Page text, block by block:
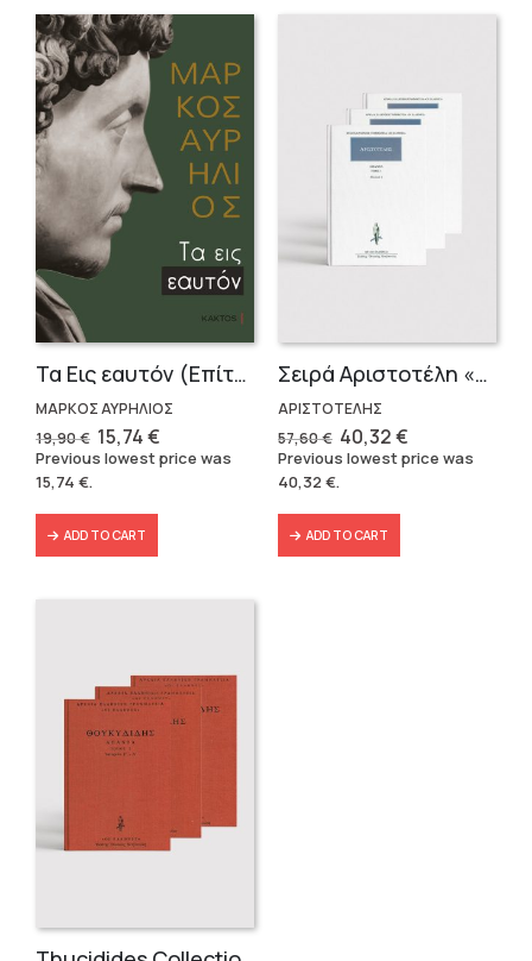
Τα Εις εαυτόν (Επίτομο) – Μάρκος Αυρήλιος
ΜΑΡΚΟΣ ΑΥΡΗΛΙΟΣ
19,90€ Original
price
was:
15,74€Current
price
is:
Previous lowest price was
15,74 €.
ADD TO CART
Σειρά Αριστοτέλη «Πολιτικά» (3 τόμοι)
ΑΡΙΣΤΟΤΕΛΗΣ
57,60€ Original
price
was:
57,60 €.
40,32€Current
price
is:
Previous lowest price was
40,32€.
ADD TO CART